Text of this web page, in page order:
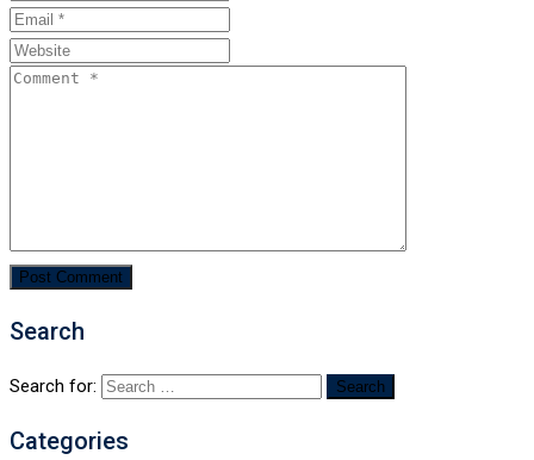
Search
Search for:
Categories